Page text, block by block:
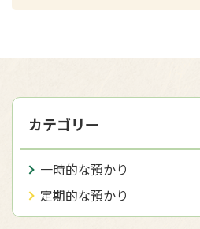
カテゴリー
一時的な預かり
定期的な預かり